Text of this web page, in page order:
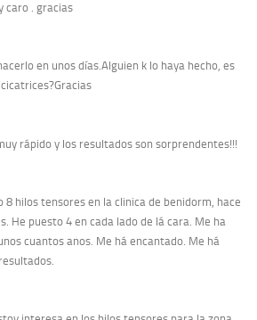
caro . gracias
en unos días.Alguien k lo haya hecho, es
rápido y los resultados son sorprendentes!!!
8 hilos tensores en la clinica de benidorm, hace
He puesto 4 en cada lado de lá cara. Me ha
cuantos anos. Me há encantado. Me há